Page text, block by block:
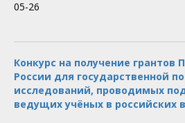
05-26
Конкурс на получение грантов
России для государственной
исследований, проводимых
ведущих учёных в российских